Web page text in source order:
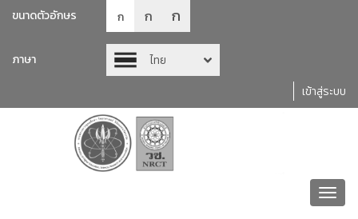
ขนาดตัวอักษร ก ก ก
ภาษา
ไทย
เข้าสู่ระบบ